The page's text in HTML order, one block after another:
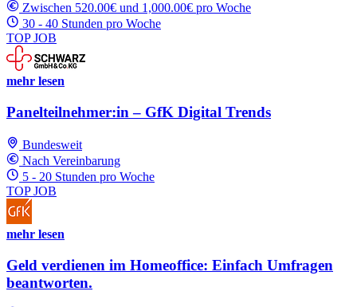
Zwischen 520.00€ und 1,000.00€ pro Woche
30 - 40 Stunden pro Woche
TOP JOB
mehr lesen
Panelteilnehmer:in – GfK Digital Trends
Bundesweit
Nach Vereinbarung
5 - 20 Stunden pro Woche
TOP JOB
mehr lesen
Geld verdienen im Homeoffice: Einfach Umfragen
beantworten.